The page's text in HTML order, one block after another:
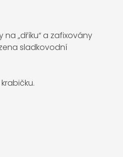
„dříku“ a zafixovány
sladkovodní